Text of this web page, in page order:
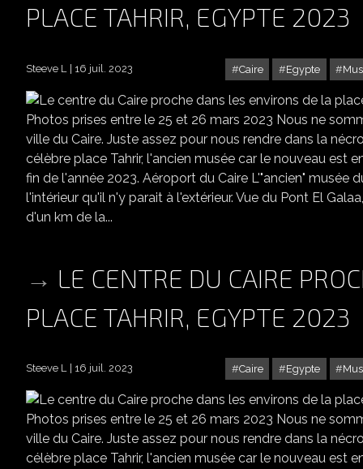
PLACE TAHRIR, EGYPTE 2023
Caire Egypte
Steeve L 16 juil. 2023 LE CENTRE DU CAIRE
Photos prises entre le 25 et 26 mars 2023 Nous ne
ville du Caire. Juste assez pour nous rendre dans la
célèbre place Tahrir, l'ancien musée car le nouveau est
fin de l'année 2023. Aéroport du Caire L'"ancien" musée
l'intérieur qu'il n'y parait à l'extérieur. Vue du Pont El
d'un km de la...
LE CENTRE DU CAIRE
PLACE TAHRIR, EGYPTE 2023
Caire Egypte
Steeve L 16 juil. 2023 LE CENTRE DU CAIRE
Photos prises entre le 25 et 26 mars 2023 Nous ne
ville du Caire. Juste assez pour nous rendre dans la
célèbre place Tahrir, l'ancien musée car le nouveau est